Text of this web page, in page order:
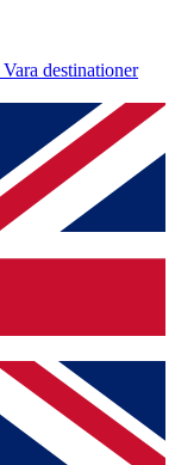
Vara destinationer